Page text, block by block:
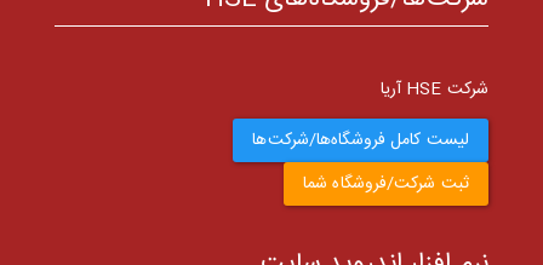
شرکت HSE آریا
لیست کامل فروشگاه‌ها/شرکت‌ها
ثبت شرکت/فروشگاه شما